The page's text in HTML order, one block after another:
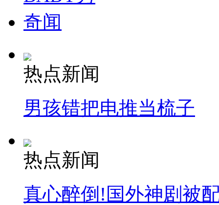
奇闻
热点新闻
男孩错把电推当梳子
热点新闻
真心醉倒!国外神剧被